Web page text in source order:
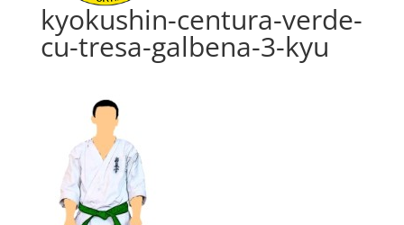
kyokushin-centura-verde-
cu-tresa-galbena-3-kyu